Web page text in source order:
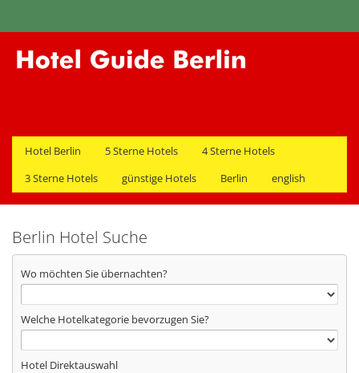
Hotel Berlin 5 Sterne Hotels
4 Sterne Hotels
3 Sterne Hotels
günstige Hotels Berlin english
Berlin Hotel Suche
Wo möchten Sie übernachten?
Welche Hotelkategorie bevorzugen Sie?
Hotel Direktauswahl